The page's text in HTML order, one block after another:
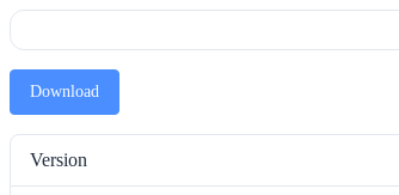
Download
Version